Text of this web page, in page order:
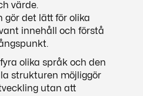
värde.
gör det lätt för olika
innehåll och förstå
olika språk och den
strukturen möjliggör
utan att